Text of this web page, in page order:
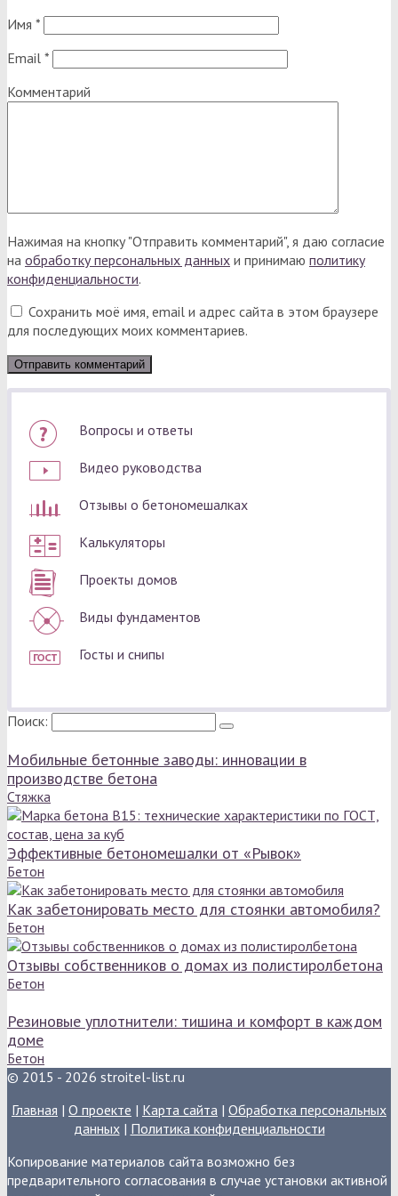
Имя *
Email *
Комментарий
Нажимая на кнопку "Отправить комментарий", я даю согласие
на обработку персональных данных и принимаю политику
конфиденциальности.
Сохранить моё имя, email и адрес сайта в этом браузере
для последующих моих комментариев.
Вопросы и ответы
Видео руководства
Отзывы о бетономешалках
Калькуляторы
Проекты домов
Виды фундаментов
Госты и снипы
Поиск:
Мобильные бетонные заводы: инновации в
производстве бетона
Стяжка
Эффективные бетономешалки от «Рывок»
Бетон
Как забетонировать место для стоянки автомобиля?
Бетон
Отзывы собственников о домах из полистиролбетона
Бетон
Резиновые уплотнители: тишина и комфорт в каждом
доме
Бетон
© 2015 - 2026 stroitel-list.ru
Главная | О проекте | Карта сайта | Обработка персональных
данных| Политика конфиденциальности
Копирование материалов сайта возможно без
предварительного согласования в случае установки активной